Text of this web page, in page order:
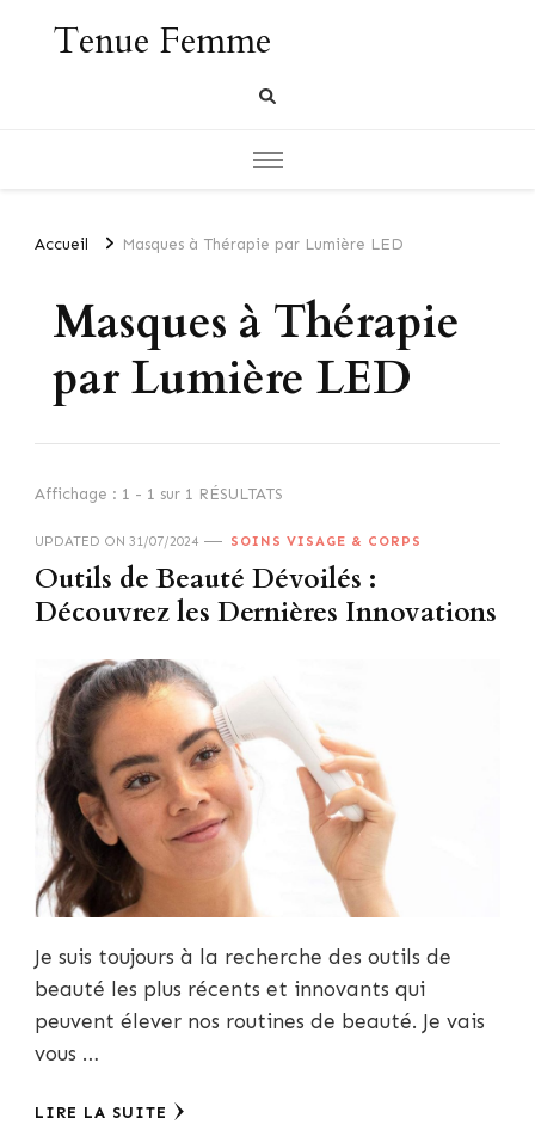
Tenue Femme
Accueil Masques à Thérapie par Lumière LED
Masques à Thérapie
par Lumière LED
Affichage : 1 - 1 sur 1 RÉSULTATS
UPDATED ON 31/07/2024 SOINS VISAGE & CORPS
Outils de Beauté Dévoilés :
Découvrez les Dernières Innovations
Je suis toujours à la recherche des outils de
beauté les plus récents et innovants qui
peuvent élever nos routines de beauté. Je vais
vous …
LIRE LA SUITE